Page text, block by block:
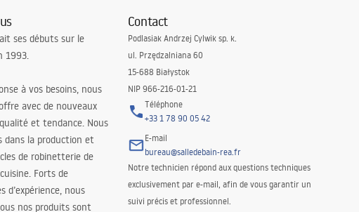
ses débuts sur le
1993.
à vos besoins, nous
avec de nouveaux
et tendance. Nous
dans la production et
de robinetterie de
Forts de
d’expérience, nous
nos produits sont
Contact
Podlasiak Andrzej Cylwik sp. k.
ul. Przędzalniana 60
15-688 Białystok
NIP 966-216-01-21
Téléphone
+33 1 78 90 05 42
E-mail
bureau@salledebain-rea.fr
Notre technicien répond aux questions techniques
exclusivement par e-mail, afin de vous garantir un
suivi précis et professionnel.